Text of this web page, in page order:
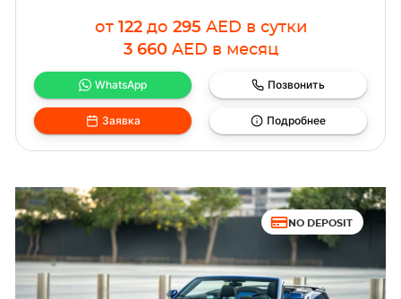
от 122 до 295 AED в сутки
3 660 AED в месяц
WhatsApp Позвонить
Заявка Подробнее
NO DEPOSIT